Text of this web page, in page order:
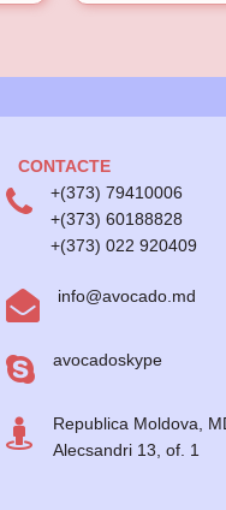
CONTACTE
+(373) 79410006
+(373) 60188828
+(373) 022 920409
info@avocado.md
avocadoskype
Republica Moldova,
Alecsandri 13, of. 1